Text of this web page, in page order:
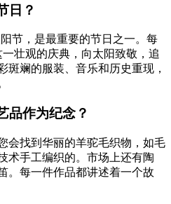
日？
节，是最重要的节日之一。每
壮观的庆典，向太阳致敬，追
斑斓的服装、音乐和历史重现，
品作为纪念？
会找到华丽的羊驼毛织物，如毛
术手工编织的。市场上还有陶
。每一件作品都讲述着一个故